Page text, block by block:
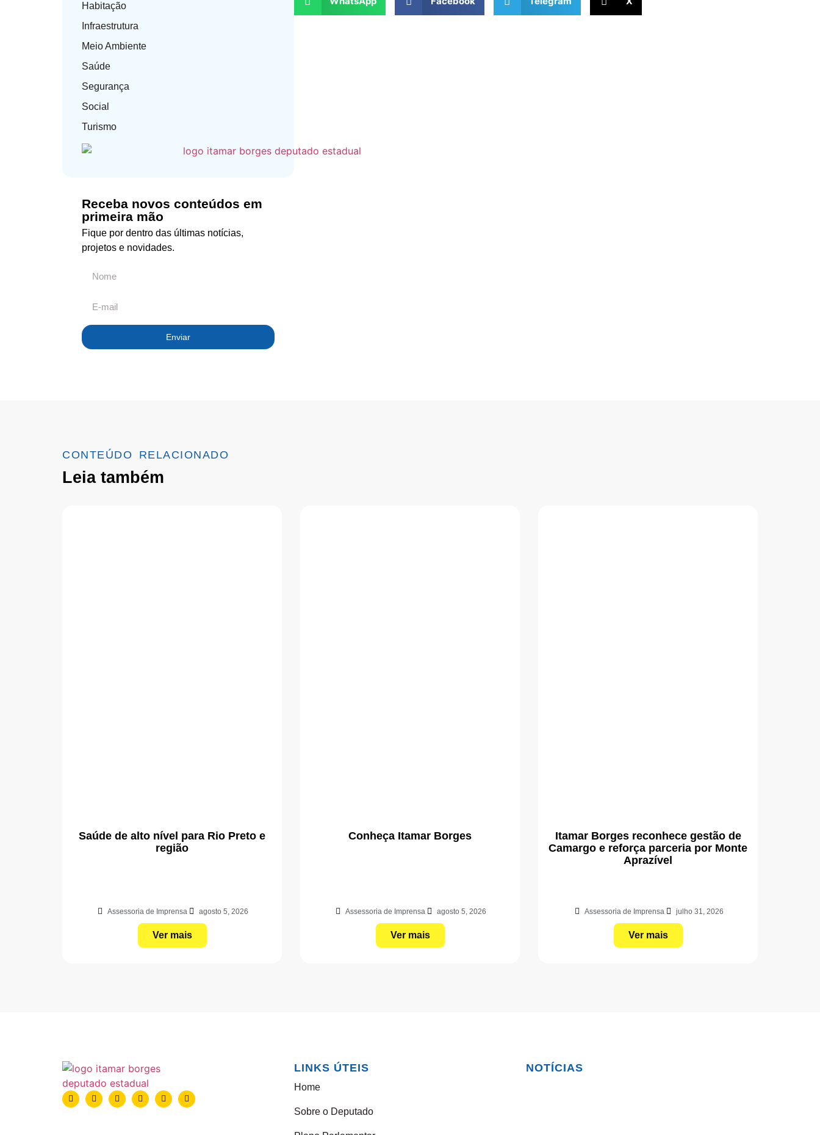
Habitação
Infraestrutura
Meio Ambiente
Saúde
Segurança
Social
Turismo
Receba novos conteúdos em
primeira mão
Fique por dentro das últimas notícias,
projetos e novidades.
Enviar
CONTEÚDO RELACIONADO
Leia também
Saúde de alto nível para Rio Preto e
região
Assessoria de Imprensa agosto 5, 2026
Ver mais
Conheça Itamar Borges
Assessoria de Imprensa agosto 5, 2026
Ver mais
Itamar Borges reconhece gestão de
Camargo e reforça parceria por Monte
Aprazível
Assessoria de Imprensa julho 31, 2026
Ver mais
LINKS ÚTEIS
Home
Sobre o Deputado
NOTÍCIAS